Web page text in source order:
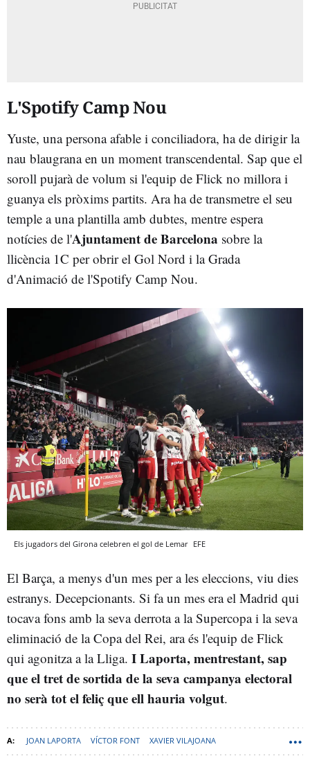
L'Spotify Camp Nou
Yuste, una persona afable i conciliadora, ha de dirigir la
nau blaugrana en un moment transcendental. Sap que el
soroll pujarà de volum si l'equip de Flick no millora i
guanya els pròxims partits. Ara ha de transmetre el seu
temple a una plantilla amb dubtes, mentre espera
notícies de l'Ajuntament de Barcelona sobre la
llicència 1C per obrir el Gol Nord i la Grada
d'Animació de l'Spotify Camp Nou.
Els jugadors del Girona celebren el gol de Lemar EFE
El Barça, a menys d'un mes per a les eleccions, viu dies
estranys. Decepcionants. Si fa un mes era el Madrid qui
tocava fons amb la seva derrota a la Supercopa i la seva
eliminació de la Copa del Rei, ara és l'equip de Flick
qui agonitza a la Lliga. I Laporta, mentrestant, sap
que el tret de sortida de la seva campanya electoral
no serà tot el feliç que ell hauria volgut.
JOAN LAPORTA VÍCTOR FONT XAVIER VILAJOANA